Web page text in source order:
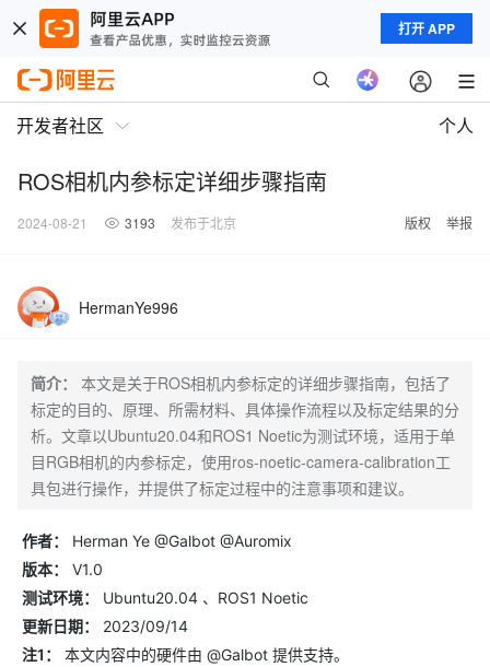
打开 APP
开发者社区 个人
ROS相机内参标定详细步骤指南
2024-08-21 3193 发布于北京 版权 举报
HermanYe996
简介：
本文是关于ROS相机内参标定的详细步骤指南，包括了
标定的目的、原理、所需材料、具体操作流程以及标定结果的分
析。文章以Ubuntu20.04和ROS1 Noetic为测试环境，适用于单
目RGB相机的内参标定，使用ros-noetic-camera-calibration工
具包进行操作，并提供了标定过程中的注意事项和建议。
作者：
Herman Ye @Galbot @Auromix
版本：
V1.0
测试环境：
Ubuntu20.04 、ROS1 Noetic
更新日期：
2023/09/14
注1：
本文内容中的硬件由 @Galbot 提供支持。